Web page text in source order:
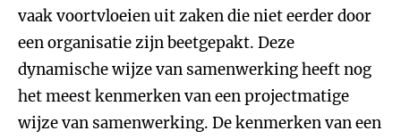
vaak voortvloeien uit zaken die niet eerder door
een organisatie zijn beetgepakt. Deze
dynamische wijze van samenwerking heeft nog
het meest kenmerken van een projectmatige
wijze van samenwerking. De kenmerken van een